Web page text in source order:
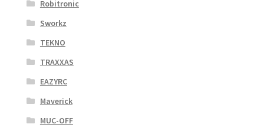
Robitronic
Sworkz
TEKNO
TRAXXAS
EAZYRC
Maverick
MUC-OFF